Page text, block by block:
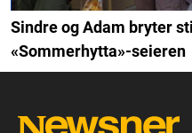
Sindre og Adam bryter
«Sommerhytta»-seieren